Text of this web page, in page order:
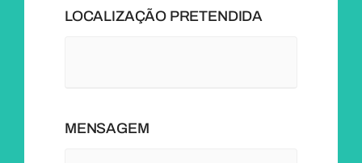
LOCALIZAÇÃO PRETENDIDA
MENSAGEM